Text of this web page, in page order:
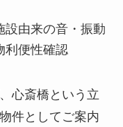
設由来の音・振動
利便性確認
心斎橋という立
件としてご案内